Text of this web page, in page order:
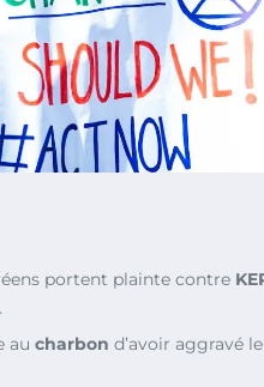
portent plainte contre
au charbon d’avoir aggravé le